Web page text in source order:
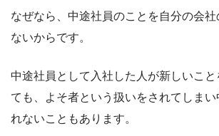
なぜなら、中途社員のことを自分の会
ないからです。
中途社員として入社した人が新しいこ
ても、よそ者という扱いをされてしまい
れないこともあります。